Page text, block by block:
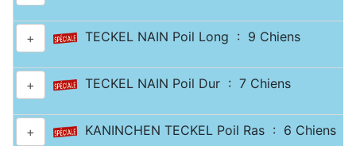
+ TECKEL NAIN Poil Long : 9 Chiens
+ TECKEL NAIN Poil Dur : 7 Chiens
+ KANINCHEN TECKEL Poil Ras : 6 Chiens